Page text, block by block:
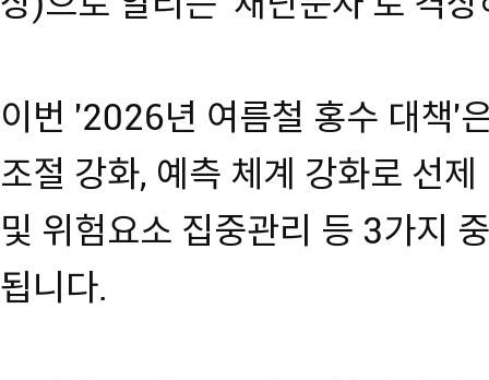
이번 '2026년 여름철 홍수 대책'
조절 강화, 예측 체계 강화로 선
및 위험요소 집중관리 등 3가지
됩니다.